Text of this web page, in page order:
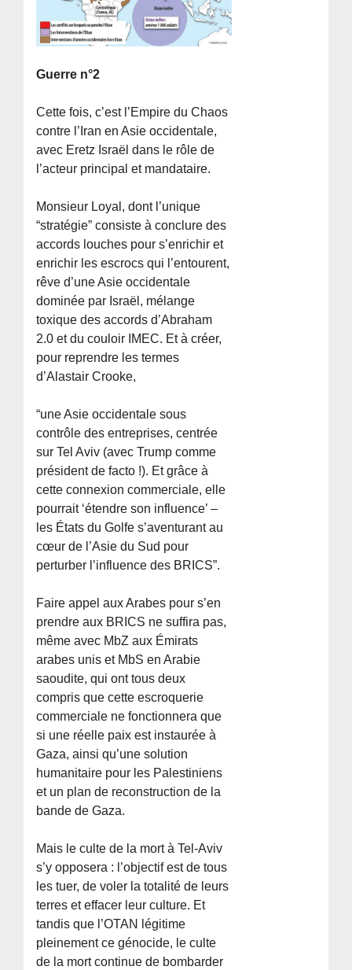
Guerre n°2
Cette fois, c’est l’Empire du Chaos
contre l’Iran en Asie occidentale,
avec Eretz Israël dans le rôle de
l’acteur principal et mandataire.
Monsieur Loyal, dont l’unique
“stratégie” consiste à conclure des
accords louches pour s’enrichir et
enrichir les escrocs qui l’entourent,
rêve d’une Asie occidentale
dominée par Israël, mélange
toxique des accords d’Abraham
2.0 et du couloir IMEC. Et à créer,
pour reprendre les termes
d’Alastair Crooke,
“une Asie occidentale sous
contrôle des entreprises, centrée
sur Tel Aviv (avec Trump comme
président de facto !). Et grâce à
cette connexion commerciale, elle
pourrait ‘étendre son influence’ –
les États du Golfe s’aventurant au
cœur de l’Asie du Sud pour
perturber l’influence des BRICS”.
Faire appel aux Arabes pour s’en
prendre aux BRICS ne suffira pas,
même avec MbZ aux Émirats
arabes unis et MbS en Arabie
saoudite, qui ont tous deux
compris que cette escroquerie
commerciale ne fonctionnera que
si une réelle paix est instaurée à
Gaza, ainsi qu’une solution
humanitaire pour les Palestiniens
et un plan de reconstruction de la
bande de Gaza.
Mais le culte de la mort à Tel-Aviv
s’y opposera : l’objectif est de tous
les tuer, de voler la totalité de leurs
terres et effacer leur culture. Et
tandis que l’OTAN légitime
pleinement ce génocide, le culte
de la mort continue de bombarder